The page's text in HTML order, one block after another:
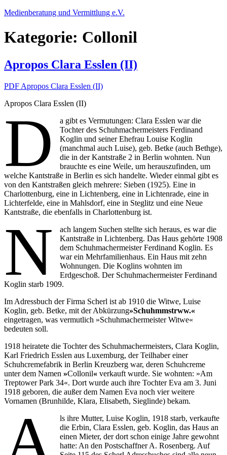
Zum
springen
Medienberatung und Vermittlung e.V.
Kategorie: Collonil
Apropos Clara Esslen (II)
PDF Apropos Clara Esslen (II)
Apropos Clara Esslen (II)
D
a gibt es Vermutungen: Clara Esslen war die
Tochter des Schuhmachermeisters Ferdinand
Koglin und seiner Ehefrau Louise Koglin
(manchmal auch Luise), geb. Betke (auch Bethge),
die in der Kantstraße 2 in Berlin wohnten. Nun
brauchte es eine Weile, um herauszufinden, um
welche Kantstraße in Berlin es sich handelte. Wieder einmal gibt es
von den Kantstraßen gleich mehrere: Sieben (1925). Eine in
Charlottenburg, eine in Lichtenberg, eine in Lichtenrade, eine in
Lichterfelde, eine in Mahlsdorf, eine in Steglitz und eine Neue
Kantstraße, die ebenfalls in Charlottenburg ist.
N
ach langem Suchen stellte sich heraus, es war die
Kantstraße in Lichtenberg. Das Haus gehörte 1908
dem Schuhmachermeister Ferdinand Koglin. Es
war ein Mehrfamilienhaus. Ein Haus mit zehn
Wohnungen. Die Koglins wohnten im
Erdgeschoß. Der Schuhmachermeister Ferdinand
Koglin starb 1909.
Im Adressbuch der Firma Scherl ist ab 1910 die Witwe, Luise
Koglin, geb. Betke, mit der Abkürzung»Schuhmmstrww.«
eingetragen, was vermutlich »Schuhmachermeister Witwe«
bedeuten soll.
1918 heiratete die Tochter des Schuhmachermeisters, Clara Koglin,
Karl Friedrich Esslen aus Luxemburg, der Teilhaber einer
Schuhcremefabrik in Berlin Kreuzberg war, deren Schuhcreme
unter dem Namen »Collonil« verkauft wurde. Sie wohnten: »Am
Treptower Park 34«. Dort wurde auch ihre Tochter Eva am 3. Juni
1918 geboren, die außer dem Namen Eva noch vier weitere
Vornamen (Brunhilde, Klara, Elisabeth, Sieglinde) bekam.
ls ihre Mutter, Luise Koglin, 1918 starb, verkaufte
die Erbin, Clara Esslen, geb. Koglin, das Haus an
einen Mieter, der dort schon einige Jahre gewohnt
hatte: An den Postschaffner A. Rosenberg. Auf